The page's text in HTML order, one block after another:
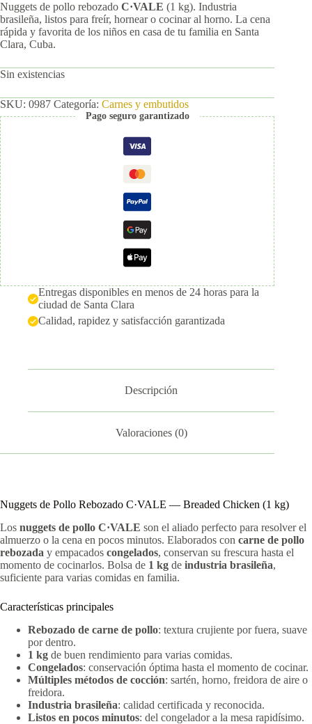
Nuggets de pollo rebozado C·VALE (1 kg). Industria
brasileña, listos para freír, hornear o cocinar al horno. La cena
rápida y favorita de los niños en casa de tu familia en Santa
Clara, Cuba.
Sin existencias
SKU: 0987 Categoría: Carnes y embutidos
Pago seguro garantizado
Entregas disponibles en menos de 24 horas para la
ciudad de Santa Clara
Calidad, rapidez y satisfacción garantizada
Descripción
Valoraciones (0)
Nuggets de Pollo Rebozado C·VALE — Breaded Chicken (1 kg)
Los nuggets de pollo C·VALE son el aliado perfecto para resolver el
almuerzo o la cena en pocos minutos. Elaborados con carne de pollo
rebozada y empacados congelados, conservan su frescura hasta el
momento de cocinarlos. Bolsa de 1 kg de industria brasileña,
suficiente para varias comidas en familia.
Características principales
Rebozado de carne de pollo: textura crujiente por fuera, suave
por dentro.
1 kg de buen rendimiento para varias comidas.
Congelados: conservación óptima hasta el momento de cocinar.
Múltiples métodos de cocción: sartén, horno, freidora de aire o
freidora.
Industria brasileña: calidad certificada y reconocida.
Listos en pocos minutos: del congelador a la mesa rapidísimo.